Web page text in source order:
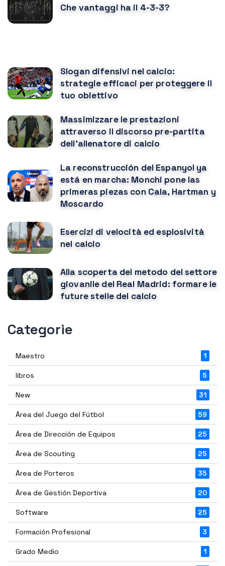
Che vantaggi ha il 4-3-3?
Slogan difensivi nel calcio:
strategie efficaci per proteggere il
tuo obiettivo
Massimizzare le prestazioni
attraverso il discorso pre-partita
dell'allenatore di calcio
La reconstrucción del Espanyol ya
está en marcha: Monchi pone las
primeras piezas con Cala, Hartman y
Moscardo
Esercizi di velocità ed esplosività
nel calcio
Alla scoperta del metodo del settore
giovanile del Real Madrid: formare le
future stelle del calcio
Categorie
Maestro 1
libros 5
New 31
Área del Juego del Fútbol 59
Área de Dirección de Equipos 25
Área de Scouting 25
Área de Porteros 35
Área de Gestión Deportiva 20
Software 25
Formación Profesional 3
Grado Medio 1